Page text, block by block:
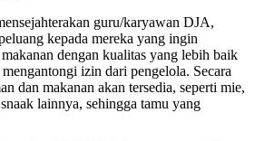
guru/karyawan DJA,
kepada mereka yang ingin
dengan kualitas yang lebih baik
izin dari pengelola. Secara
dan makanan akan tersedia, seperti mie,
lainnya, sehingga tamu yang